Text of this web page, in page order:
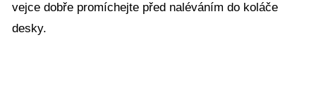
vejce dobře promíchejte před naléváním do koláče
desky.